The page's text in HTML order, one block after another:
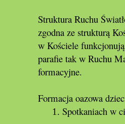
Struktura Ruchu
zgodna ze strukturą
w Kościele
parafie tak w Ruchu
formacyjne.
Formacja oazowa
Spotkaniach w